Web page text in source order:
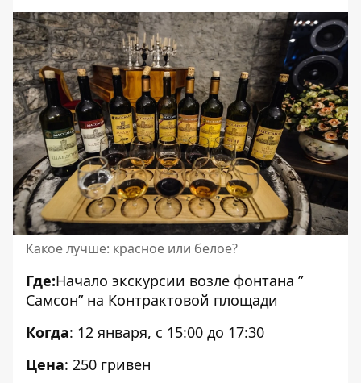
Какое лучше: красное или белое?
Где:Начало экскурсии возле фонтана ”
Самсон” на Контрактовой площади
Когда: 12 января, с 15:00 до 17:30
Цена: 250 гривен